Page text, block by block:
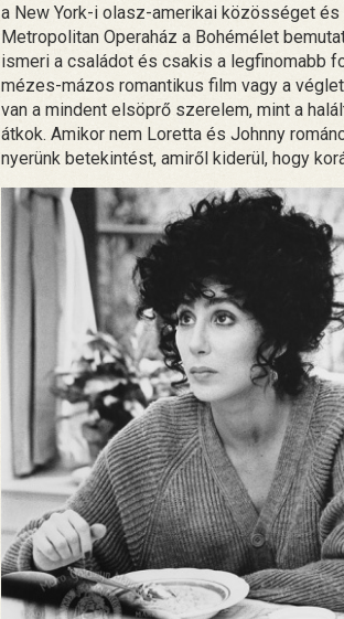
a New York-i olasz-amerikai közösséget
Metropolitan Operaház a Bohémélet
ismeri a családot és csakis a legfinomabb
mézes-mázos romantikus film vagy a
van a mindent elsöprő szerelem, mint a
átkok. Amikor nem Loretta és Johnny
nyerünk betekintést, amiről kiderül, hogy